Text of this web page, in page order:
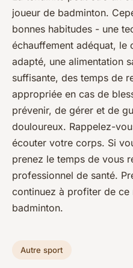
joueur de badminton.
bonnes habitudes - une
échauffement adéquat, le
adapté, une alimentation
suffisante, des temps de
appropriée en cas de
prévenir, de gérer et de
douloureux. Rappelez-
écouter votre corps. Si
prenez le temps de vous
professionnel de santé.
continuez à profiter de
badminton.
Autre sport